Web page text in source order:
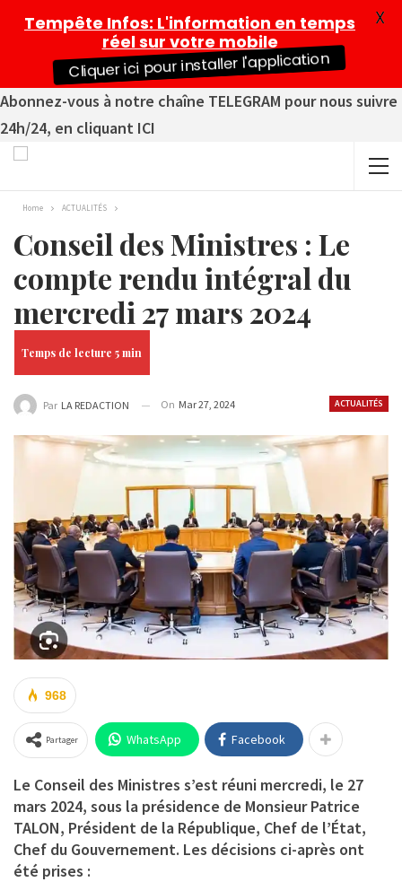
Abonnez-vous à notre chaîne TELEGRAM pour nous suivre
24h/24, en cliquant ICI
Home ACTUALITÉS
Conseil des Ministres : Le
compte rendu intégral du
mercredi 27 mars 2024
ACTUALITÉS
Par LA REDACTION On Mar 27, 2024
968
Partager WhatsApp Facebook
Le Conseil des Ministres s’est réuni mercredi, le 27
mars 2024, sous la présidence de Monsieur Patrice
TALON, Président de la République, Chef de l’État,
Chef du Gouvernement. Les décisions ci-après ont
été prises :
Tempête Infos: L'information en temps
réel sur votre mobile
Cliquer ici pour installer l'application
X